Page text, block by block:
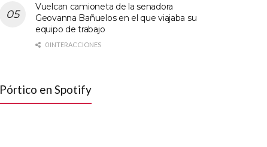
Vuelcan camioneta de la senadora
Geovanna Bañuelos en el que viajaba su
equipo de trabajo
0 INTERACCIONES
Pórtico en Spotify